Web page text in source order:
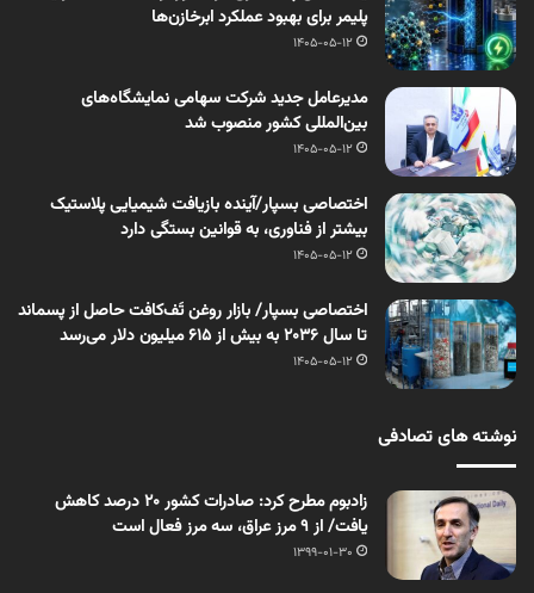
پلیمر برای بهبود عملکرد ابرخازن‌ها
1405-05-12
مدیرعامل جدید شرکت سهامی نمایشگاه‌های
بین‌المللی کشور منصوب شد
1405-05-12
اختصاصی بسپار/آینده بازیافت شیمیایی پلاستیک
بیشتر از فناوری، به قوانین بستگی دارد
1405-05-12
اختصاصی بسپار/ بازار روغن تَف‌کافت حاصل از پسماند
تا سال ۲۰۳۶ به بیش از ۶۱۵ میلیون دلار می‌رسد
1405-05-12
نوشته های تصادفی
زادبوم مطرح کرد: صادرات کشور ۲۰ درصد کاهش
یافت/ از ۹ مرز عراق، سه مرز فعال است
1399-01-30